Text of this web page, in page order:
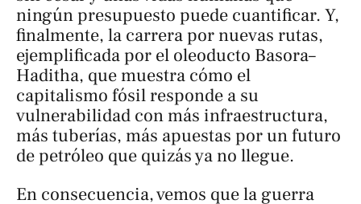
ningún presupuesto puede cuantificar. Y,
finalmente, la carrera por nuevas rutas,
ejemplificada por el oleoducto Basora–
Haditha, que muestra cómo el
capitalismo fósil responde a su
vulnerabilidad con más infraestructura,
más tuberías, más apuestas por un futuro
de petróleo que quizás ya no llegue.
En consecuencia, vemos que la guerra